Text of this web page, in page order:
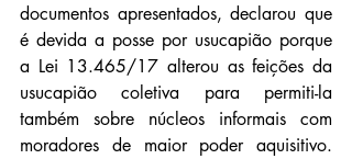
documentos apresentados, declarou que
é devida a posse por usucapião porque
a Lei 13.465/17 alterou as feições da
usucapião coletiva para permiti-la
também sobre núcleos informais com
moradores de maior poder aquisitivo.